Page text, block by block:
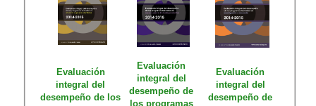
Evaluación
integral del
desempeño de los
Evaluación
integral del
desempeño de
los programas
Evaluación
integral del
desempeño de